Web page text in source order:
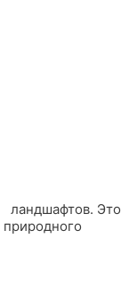
ландшафтов. Это